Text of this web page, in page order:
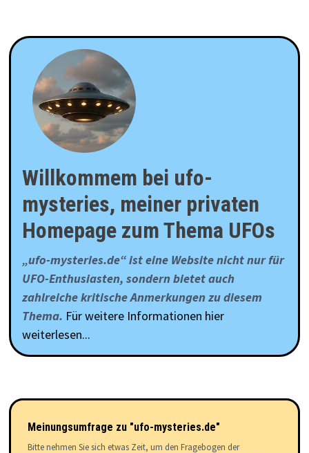
Willkommem bei ufo-
mysteries, meiner privaten
Homepage zum Thema UFOs
„ufo-mysteries.de“ ist eine Website nicht nur für
UFO-Enthusiasten, sondern bietet auch
zahlreiche kritische Anmerkungen zu diesem
Thema. Für weitere Informationen hier
weiterlesen...
Meinungsumfrage zu "ufo-mysteries.de"
Bitte nehmen Sie sich etwas Zeit, um den Fragebogen der